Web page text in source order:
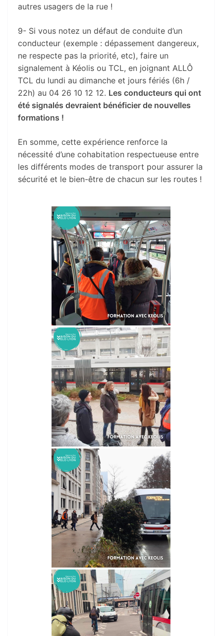
autres usagers de la rue !
9- Si vous notez un défaut de conduite d’un
conducteur (exemple : dépassement dangereux,
ne respecte pas la priorité, etc), faire un
signalement à Kéolis ou TCL, en joignant ALLÔ
TCL du lundi au dimanche et jours fériés (6h /
22h) au 04 26 10 12 12. Les conducteurs qui ont
été signalés devraient bénéficier de nouvelles
formations !
En somme, cette expérience renforce la
nécessité d’une cohabitation respectueuse entre
les différents modes de transport pour assurer la
sécurité et le bien-être de chacun sur les routes !